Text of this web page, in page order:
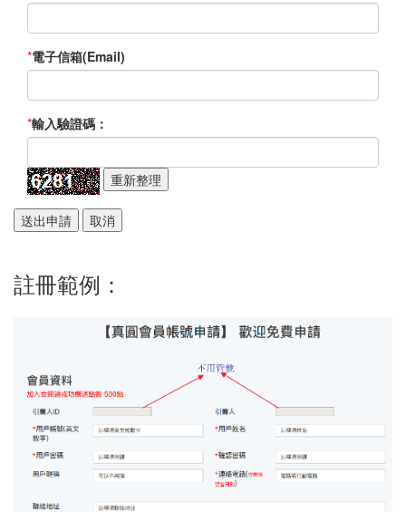
*電子信箱(Email)
*輸入驗證碼：
註冊範例：